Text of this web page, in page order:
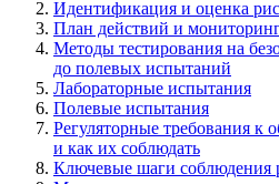
Идентификация и оценка
План действий и
Методы тестирования на
до полевых испытаний
Лабораторные испытания
Полевые испытания
Регуляторные требования к
и как их соблюдать
Ключевые шаги соблюдения